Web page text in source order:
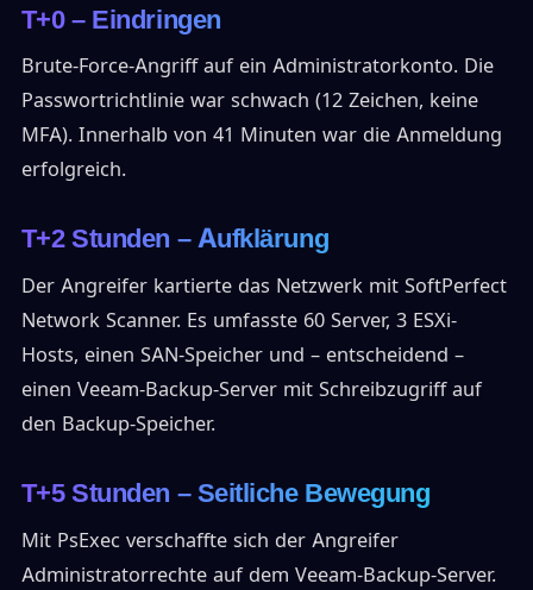
T+0 – Eindringen
Brute-Force-Angriff auf ein Administratorkonto. Die
Passwortrichtlinie war schwach (12 Zeichen, keine
MFA). Innerhalb von 41 Minuten war die Anmeldung
erfolgreich.
T+2 Stunden – Aufklärung
Der Angreifer kartierte das Netzwerk mit SoftPerfect
Network Scanner. Es umfasste 60 Server, 3 ESXi-
Hosts, einen SAN-Speicher und – entscheidend –
einen Veeam-Backup-Server mit Schreibzugriff auf
den Backup-Speicher.
T+5 Stunden – Seitliche Bewegung
Mit PsExec verschaffte sich der Angreifer
Administratorrechte auf dem Veeam-Backup-Server.